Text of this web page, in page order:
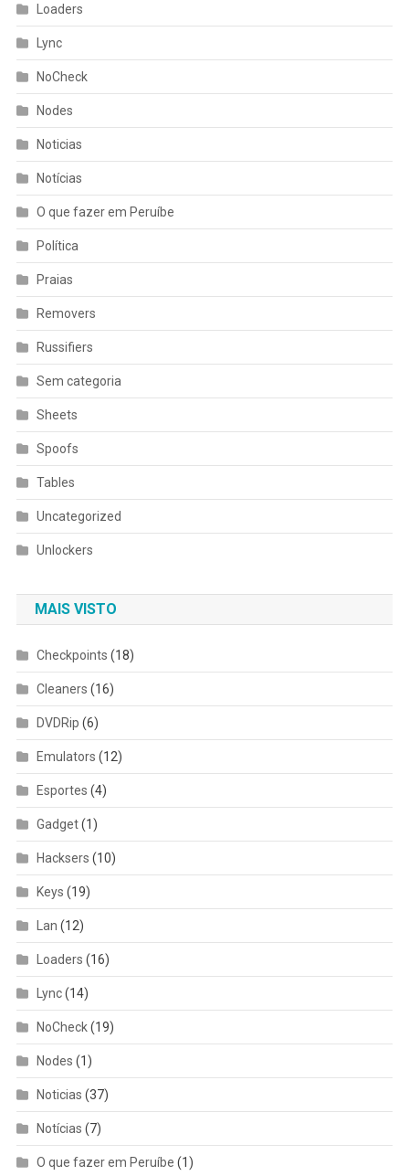
Loaders
Lync
NoCheck
Nodes
Noticias
Notícias
O que fazer em Peruíbe
Política
Praias
Removers
Russifiers
Sem categoria
Sheets
Spoofs
Tables
Uncategorized
Unlockers
MAIS VISTO
Checkpoints (18)
Cleaners (16)
DVDRip (6)
Emulators (12)
Esportes (4)
Gadget(1)
Hacksers (10)
Keys (19)
Lan (12)
Loaders (16)
Lync(14)
NoCheck(19)
Nodes (1)
Noticias (37)
Notícias (7)
O que fazer em Peruíbe (1)